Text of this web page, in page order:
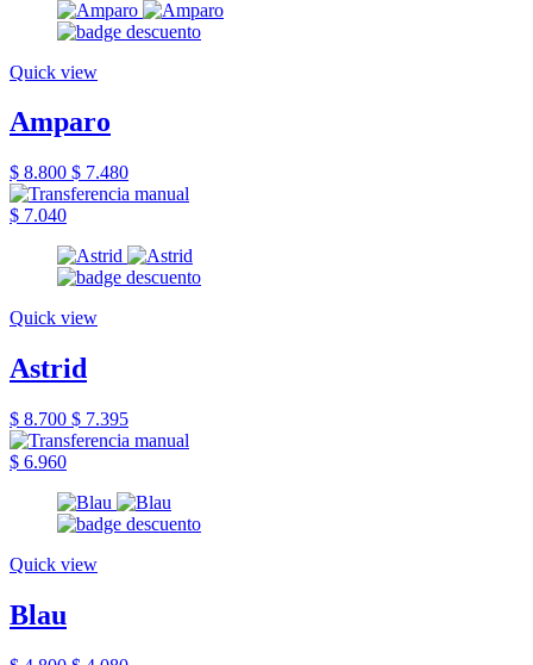
Quick view
Amparo
$ 8.800 $ 7.480
$ 7.040
Quick view
Astrid
$ 8.700 $ 7.395
$ 6.960
Quick view
Blau